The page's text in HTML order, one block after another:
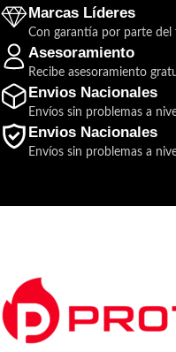
Marcas Líderes
Con garantía por parte del
Asesoramiento
Recibe asesoramiento
Envios Nacionales
Envíos sin problemas a
Envios Nacionales
Envíos sin problemas a